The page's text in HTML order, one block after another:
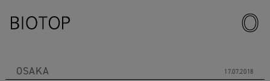
OSAKA 17.07.2018